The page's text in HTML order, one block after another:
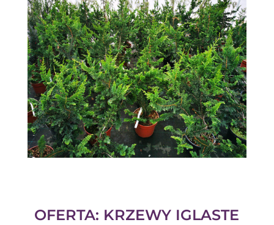
OFERTA: KRZEWY IGLASTE